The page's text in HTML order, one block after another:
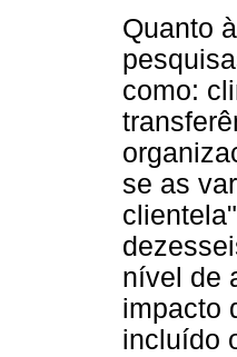
Quanto
como:
se as
nível de
impacto
incluído